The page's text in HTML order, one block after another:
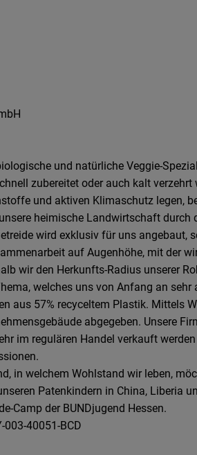
und natürliche Veggie-
zubereitet oder auch kalt
und aktiven Klimaschutz legen,
heimische Landwirtschaft durch
wird exklusiv für uns
auf Augenhöhe, mit der
wir den Herkunfts-Radius unserer
welches uns von Anfang an
aus 57% recyceltem Plastik. Mittels
abgegeben. Unsere
im regulären Handel verkauft
in welchem Wohlstand wir leben,
Patenkindern in China, Liberia
Camp der BUNDjugend Hessen.
003-40051-BCD